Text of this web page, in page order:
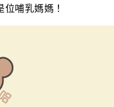
哺乳媽媽！